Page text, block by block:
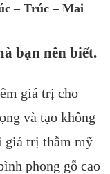
– Trúc – Mai
bạn nên biết.
giá trị cho
và tạo không
giá trị thẫm mỹ
phong gỗ cao